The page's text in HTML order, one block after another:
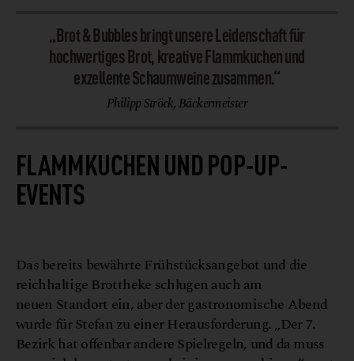
„Brot & Bubbles bringt unsere Leidenschaft für
hochwertiges Brot, kreative Flammkuchen und
exzellente Schaumweine zusammen.“
Philipp Ströck, Bäckermeister
FLAMMKUCHEN UND POP-UP-
EVENTS
Das bereits bewährte Frühstücksangebot und die
reichhaltige Brottheke schlugen auch am
neuen Standort ein, aber der gastronomische Abend
wurde für Stefan zu einer Herausforderung. „Der 7.
Bezirk hat offenbar andere Spielregeln, und da muss